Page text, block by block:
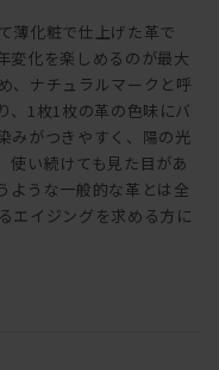
薄化粧で仕上げた革で
変化を楽しめるのが最大
、ナチュラルマークと呼
、1枚1枚の革の色味にバ
みがつきやすく、陽の光
使い続けても見た目があ
ような一般的な革とは全
エイジングを求める方に